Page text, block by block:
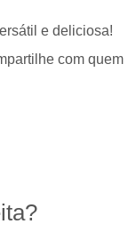
e deliciosa!
com quem